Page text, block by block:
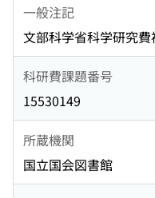
一般注記
文部科学省科学研究
科研費課題番号
15530149
所蔵機関
国立国会図書館